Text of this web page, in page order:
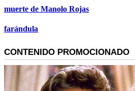
muerte de Manolo Rojas
farándula